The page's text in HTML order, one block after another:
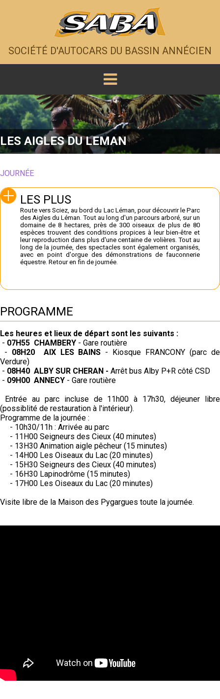
SOCIÉTÉ D'AUTOCARS DU BASSIN ANNÉCIEN
LES AIGLES DU LEMAN
JOURNÉE
LES PLUS
Route vers Sciez, au bord du Lac Léman, pour découvrir le Parc
des Aigles du Léman. Tout au long d'un parcours arboré, sur un
domaine de 8 hectares, près de 300 oiseaux de plus de 80
espèces trouvent des conditions propices à leur bien-être et
leur reproduction dans plus d'une centaine de volières. Tout au
long de la journée, des spectacles sont également organisés,
avec en point d'orgue des démonstrations de fauconnerie
équestre. Retour en fin de journée.
PROGRAMME
Les heures et lieux de départ sont les suivants :
- 07H55 CHAMBERY - Gare routière
- 08H20 AIX LES BAINS - Kiosque FRANCONY (parc de
Verdure)
- 08H40 ALBY SUR CHERAN - Arrêt bus Alby P+R côté CSD
- 09H00 ANNECY - Gare routière
Entrée au parc incluse de 11h00 à 17h30, déjeuner libre
(possiblité de restauration à l'intérieur).
Programme de la journée :
- 10h30/11h : Arrivée au parc
- 11H00 Seigneurs des Cieux (40 minutes)
- 13H30 Animation aigle pêcheur (15 minutes)
- 14H00 Les Oiseaux du Lac (20 minutes)
- 15H30 Seigneurs des Cieux (40 minutes)
- 16H30 Lapinodrôme (15 minutes)
- 17H00 Les Oiseaux du Lac (20 minutes)
Visite libre de la Maison des Pygargues toute la journée.